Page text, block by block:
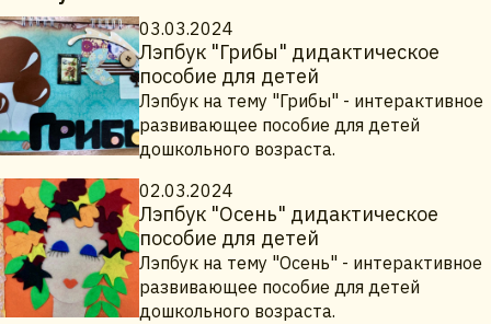
03.03.2024
Лэпбук "Грибы" дидактическое
пособие для детей
Лэпбук на тему "Грибы" - интерактивное
развивающее пособие для детей
дошкольного возраста.
02.03.2024
Лэпбук "Осень" дидактическое
пособие для детей
Лэпбук на тему "Осень" - интерактивное
развивающее пособие для детей
дошкольного возраста.